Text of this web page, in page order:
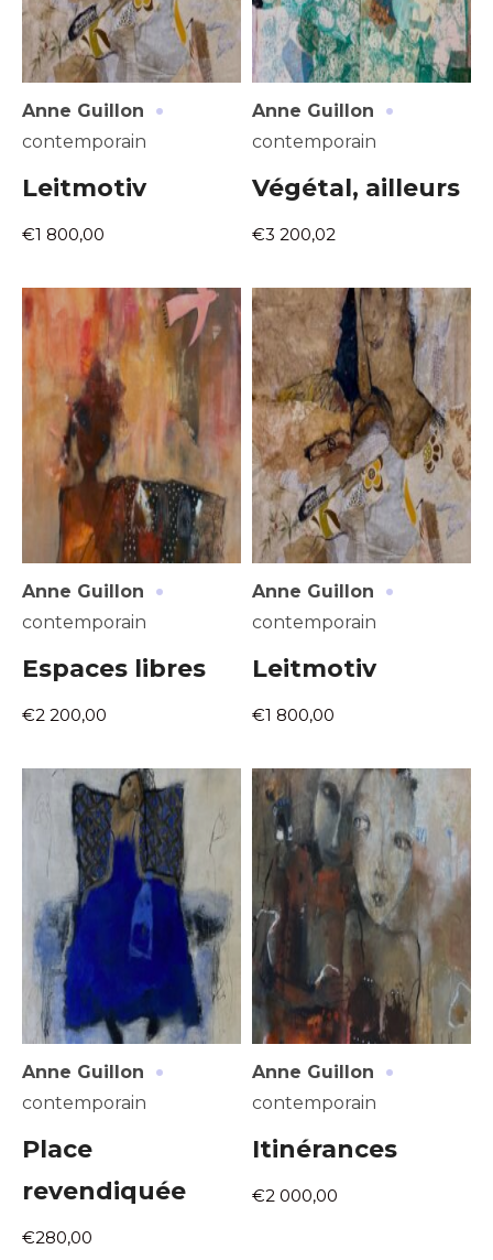
Adresse email*
Statut / Organisation
J'accepte lestermes et conditions
* Champ obligatoire
Adresse email*
Prénom
Statut / Organisation
J'accepte les termes et conditions
* Champ obligatoire
Anne Guillon ·
contemporain
Leitmotiv
€1 800,00
Anne Guillon ·
contemporain
Végétal, ailleurs
€3 200,02
Anne Guillon ·
contemporain
Espaces libres
€2 200,00
Anne Guillon ·
contemporain
Leitmotiv
€1 800,00
Anne Guillon ·
contemporain
Place
revendiquée
€280,00
Anne Guillon ·
contemporain
Itinérances
€2 000,00